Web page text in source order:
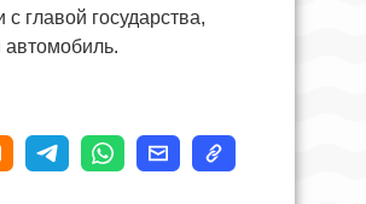
главой государства,
автомобиль.